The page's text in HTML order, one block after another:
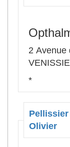
2 Avenue
*
Olivier